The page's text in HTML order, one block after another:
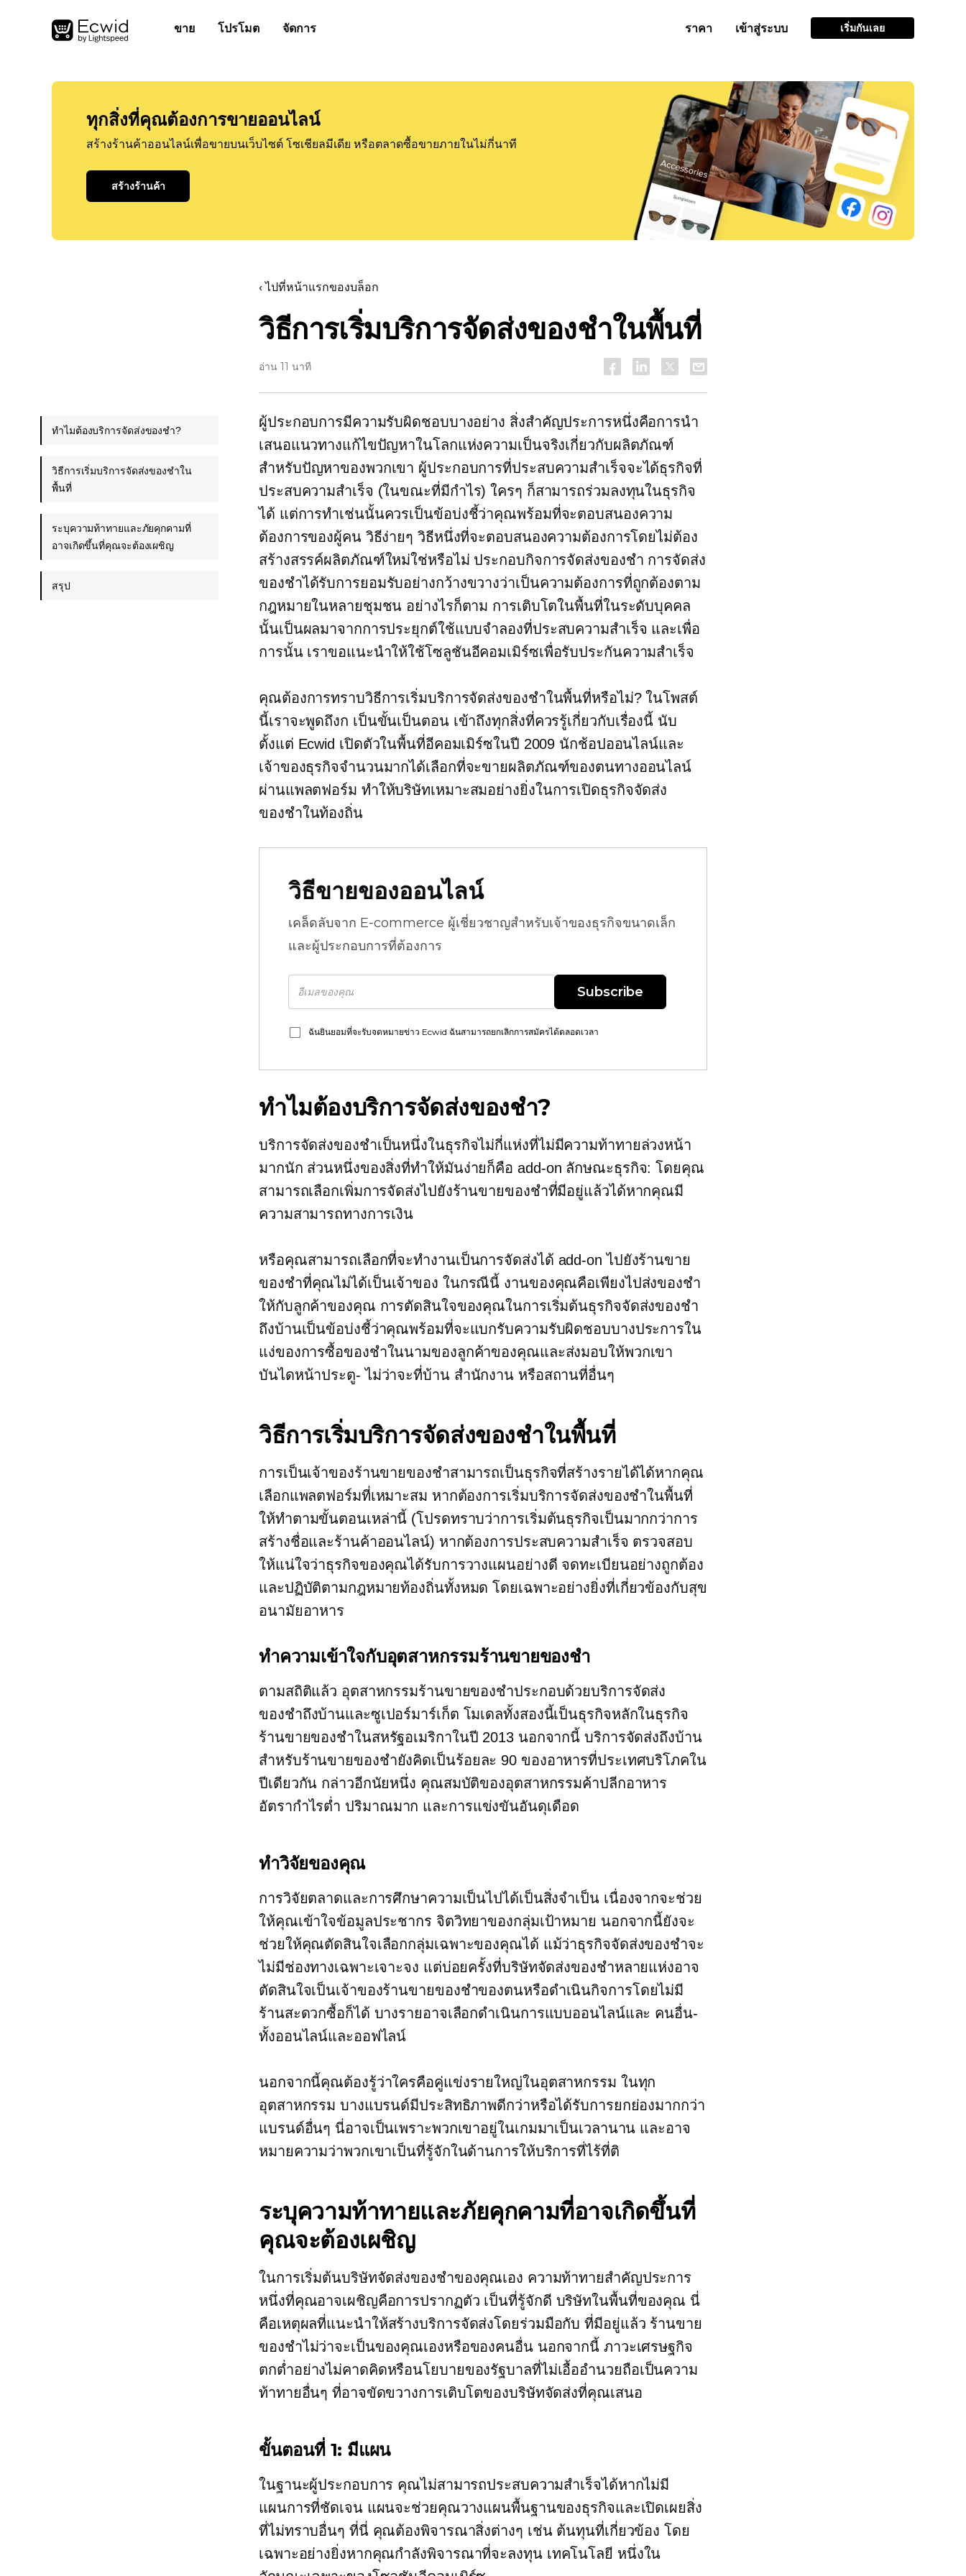
ขาย โปรโมต จัดการ ราคา เข้าสู่ระบบ เริ่มกันเลย
ทุกสิ่งที่คุณต้องการขายออนไลน์
สร้างร้านค้าออนไลน์เพื่อขายบนเว็บไซต์ โซเชียลมีเดีย หรือตลาดซื้อขายภายในไม่กี่นาที
สร้างร้านค้า
‹ ไปที่หน้าแรกของบล็อก
วิธีการเริ่มบริการจัดส่งของชำในพื้นที่
อ่าน 11 นาที
ผู้ประกอบการมีความรับผิดชอบบางอย่าง สิ่งสำคัญประการหนึ่งคือการนำ
เสนอแนวทางแก้ไขปัญหาในโลกแห่งความเป็นจริงเกี่ยวกับผลิตภัณฑ์
สำหรับปัญหาของพวกเขา ผู้ประกอบการที่ประสบความสำเร็จจะได้ธุรกิจที่
ประสบความสำเร็จ (ในขณะที่มีกำไร) ใครๆ ก็สามารถร่วมลงทุนในธุรกิจ
ได้ แต่การทำเช่นนั้นควรเป็นข้อบ่งชี้ว่าคุณพร้อมที่จะตอบสนองความ
ต้องการของผู้คน วิธีง่ายๆ วิธีหนึ่งที่จะตอบสนองความต้องการโดยไม่ต้อง
สร้างสรรค์ผลิตภัณฑ์ใหม่ใช่หรือไม่ ประกอบกิจการจัดส่งของชำ การจัดส่ง
ของชำได้รับการยอมรับอย่างกว้างขวางว่าเป็นความต้องการที่ถูกต้องตาม
กฎหมายในหลายชุมชน อย่างไรก็ตาม การเติบโตในพื้นที่ในระดับบุคคล
นั้นเป็นผลมาจากการประยุกต์ใช้แบบจำลองที่ประสบความสำเร็จ และเพื่อ
การนั้น เราขอแนะนำให้ใช้โซลูชันอีคอมเมิร์ซเพื่อรับประกันความสำเร็จ
คุณต้องการทราบวิธีการเริ่มบริการจัดส่งของชำในพื้นที่หรือไม่? ในโพสต์
นี้เราจะพูดถึงก เป็นขั้นเป็นตอนเข้าถึงทุกสิ่งที่ควรรู้เกี่ยวกับเรื่องนี้ นับ
ตั้งแต่ Ecwid เปิดตัวในพื้นที่อีคอมเมิร์ซในปี 2009 นักช้อปออนไลน์และ
เจ้าของธุรกิจจำนวนมากได้เลือกที่จะขายผลิตภัณฑ์ของตนทางออนไลน์
ผ่านแพลตฟอร์ม ทำให้บริษัทเหมาะสมอย่างยิ่งในการเปิดธุรกิจจัดส่ง
ของชำในท้องถิ่น
วิธีขายของออนไลน์
เคล็ดลับจาก E-commerce ผู้เชี่ยวชาญสำหรับเจ้าของธุรกิจขนาดเล็ก
และผู้ประกอบการที่ต้องการ
Subscribe
ฉันยินยอมที่จะรับจดหมายข่าว Ecwid ฉันสามารถยกเลิกการสมัครได้ตลอดเวลา
ทำไมต้องบริการจัดส่งของชำ?
บริการจัดส่งของชำเป็นหนึ่งในธุรกิจไม่กี่แห่งที่ไม่มีความท้าทายล่วงหน้า
มากนัก ส่วนหนึ่งของสิ่งที่ทำให้มันง่ายก็คือ add-on ลักษณะธุรกิจ: โดยคุณ
สามารถเลือกเพิ่มการจัดส่งไปยังร้านขายของชำที่มีอยู่แล้วได้หากคุณมี
ความสามารถทางการเงิน
หรือคุณสามารถเลือกที่จะทำงานเป็นการจัดส่งได้ add-on ไปยังร้านขาย
ของชำที่คุณไม่ได้เป็นเจ้าของ ในกรณีนี้ งานของคุณคือเพียงไปส่งของชำ
ให้กับลูกค้าของคุณ การตัดสินใจของคุณในการเริ่มต้นธุรกิจจัดส่งของชำ
ถึงบ้านเป็นข้อบ่งชี้ว่าคุณพร้อมที่จะแบกรับความรับผิดชอบบางประการใน
แง่ของการซื้อของชำในนามของลูกค้าของคุณและส่งมอบให้พวกเขา
บันไดหน้าประตู- ไม่ว่าจะที่บ้าน สำนักงาน หรือสถานที่อื่นๆ
วิธีการเริ่มบริการจัดส่งของชำในพื้นที่
การเป็นเจ้าของร้านขายของชำสามารถเป็นธุรกิจที่สร้างรายได้ได้หากคุณ
เลือกแพลตฟอร์มที่เหมาะสม หากต้องการเริ่มบริการจัดส่งของชำในพื้นที่
ให้ทำตามขั้นตอนเหล่านี้ (โปรดทราบว่าการเริ่มต้นธุรกิจเป็นมากกว่าการ
สร้างชื่อและร้านค้าออนไลน์) หากต้องการประสบความสำเร็จ ตรวจสอบ
ให้แน่ใจว่าธุรกิจของคุณได้รับการวางแผนอย่างดี จดทะเบียนอย่างถูกต้อง
และปฏิบัติตามกฎหมายท้องถิ่นทั้งหมด โดยเฉพาะอย่างยิ่งที่เกี่ยวข้องกับสุข
อนามัยอาหาร
ทำความเข้าใจกับอุตสาหกรรมร้านขายของชำ
ตามสถิติแล้ว อุตสาหกรรมร้านขายของชำประกอบด้วยบริการจัดส่ง
ของชำถึงบ้านและซูเปอร์มาร์เก็ต โมเดลทั้งสองนี้เป็นธุรกิจหลักในธุรกิจ
ร้านขายของชำในสหรัฐอเมริกาในปี 2013 นอกจากนี้ บริการจัดส่งถึงบ้าน
สำหรับร้านขายของชำยังคิดเป็นร้อยละ 90 ของอาหารที่ประเทศบริโภคใน
ปีเดียวกัน กล่าวอีกนัยหนึ่ง คุณสมบัติของอุตสาหกรรมค้าปลีกอาหาร
อัตรากำไรต่ำ ปริมาณมาก และการแข่งขันอันดุเดือด
ทำวิจัยของคุณ
การวิจัยตลาดและการศึกษาความเป็นไปได้เป็นสิ่งจำเป็น เนื่องจากจะช่วย
ให้คุณเข้าใจข้อมูลประชากร จิตวิทยาของกลุ่มเป้าหมาย นอกจากนี้ยังจะ
ช่วยให้คุณตัดสินใจเลือกกลุ่มเฉพาะของคุณได้ แม้ว่าธุรกิจจัดส่งของชำจะ
ไม่มีช่องทางเฉพาะเจาะจง แต่บ่อยครั้งที่บริษัทจัดส่งของชำหลายแห่งอาจ
ตัดสินใจเป็นเจ้าของร้านขายของชำของตนหรือดำเนินกิจการโดยไม่มี
ร้านสะดวกซื้อก็ได้ บางรายอาจเลือกดำเนินการแบบออนไลน์และ คนอื่น-
ทั้งออนไลน์และออฟไลน์
นอกจากนี้คุณต้องรู้ว่าใครคือคู่แข่งรายใหญ่ในอุตสาหกรรม ในทุก
อุตสาหกรรม บางแบรนด์มีประสิทธิภาพดีกว่าหรือได้รับการยกย่องมากกว่า
แบรนด์อื่นๆ นี่อาจเป็นเพราะพวกเขาอยู่ในเกมมาเป็นเวลานาน และอาจ
หมายความว่าพวกเขาเป็นที่รู้จักในด้านการให้บริการที่ไร้ที่ติ
ระบุความท้าทายและภัยคุกคามที่อาจเกิดขึ้นที่
คุณจะต้องเผชิญ
ในการเริ่มต้นบริษัทจัดส่งของชำของคุณเอง ความท้าทายสำคัญประการ
หนึ่งที่คุณอาจเผชิญคือการปรากฏตัว เป็นที่รู้จักดี บริษัทในพื้นที่ของคุณ นี่
คือเหตุผลที่แนะนำให้สร้างบริการจัดส่งโดยร่วมมือกับที่มีอยู่แล้ว ร้านขาย
ของชำไม่ว่าจะเป็นของคุณเองหรือของคนอื่น นอกจากนี้ ภาวะเศรษฐกิจ
ตกต่ำอย่างไม่คาดคิดหรือนโยบายของรัฐบาลที่ไม่เอื้ออำนวยถือเป็นความ
ท้าทายอื่นๆ ที่อาจขัดขวางการเติบโตของบริษัทจัดส่งที่คุณเสนอ
ขั้นตอนที่ 1: มีแผน
ในฐานะผู้ประกอบการ คุณไม่สามารถประสบความสำเร็จได้หากไม่มี
แผนการที่ชัดเจน แผนจะช่วยคุณวางแผนพื้นฐานของธุรกิจและเปิดเผยสิ่ง
ที่ไม่ทราบอื่นๆ ที่นี่ คุณต้องพิจารณาสิ่งต่างๆ เช่น ต้นทุนที่เกี่ยวข้อง โดย
เฉพาะอย่างยิ่งหากคุณกำลังพิจารณาที่จะลงทุน เทคโนโลยี หนึ่งใน
ทำไมต้องบริการจัดส่งของชำ?
วิธีการเริ่มบริการจัดส่งของชำใน
พื้นที่
ระบุความท้าทายและภัยคุกคามที่
อาจเกิดขึ้นที่คุณจะต้องเผชิญ
สรุป